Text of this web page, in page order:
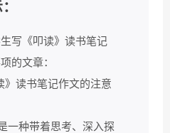
写《叩读》读书笔记
的文章：
》读书笔记作文的注意
一种带着思考、深入探